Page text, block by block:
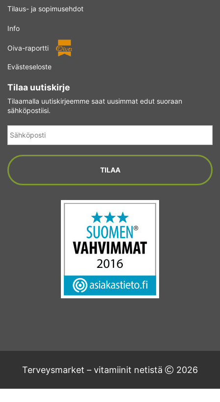
Tilaus- ja sopimusehdot
Info
Oiva-raportti
Evästeseloste
Tilaa uutiskirje
Tilaamalla uutiskirjeemme saat uusimmat edut suoraan
sähköpostiisi.
Terveysmarket – vitamiinit netistä 2026